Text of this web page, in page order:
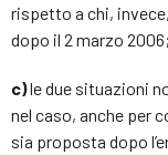
rispetto a chi,
dopo il 2 marzo 2006;
c)le due situazioni
nel caso, anche per
sia proposta dopo